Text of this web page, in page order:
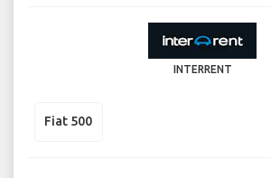
INTERRENT
Fiat 500